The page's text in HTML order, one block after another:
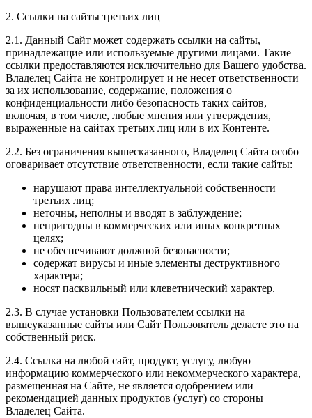
2. Ссылки на сайты третьих лиц
2.1. Данный Сайт может содержать ссылки на сайты,
принадлежащие или используемые другими лицами. Такие
ссылки предоставляются исключительно для Вашего удобства.
Владелец Сайта не контролирует и не несет ответственности
за их использование, содержание, положения о
конфиденциальности либо безопасность таких сайтов,
включая, в том числе, любые мнения или утверждения,
выраженные на сайтах третьих лиц или в их Контенте.
2.2. Без ограничения вышесказанного, Владелец Сайта особо
оговаривает отсутствие ответственности, если такие сайты:
нарушают права интеллектуальной собственности
третьих лиц;
неточны, неполны и вводят в заблуждение;
непригодны в коммерческих или иных конкретных
целях;
не обеспечивают должной безопасности;
содержат вирусы и иные элементы деструктивного
характера;
носят пасквильный или клеветнический характер.
2.3. В случае установки Пользователем ссылки на
вышеуказанные сайты или Сайт Пользователь делаете это на
собственный риск.
2.4. Ссылка на любой сайт, продукт, услугу, любую
информацию коммерческого или некоммерческого характера,
размещенная на Сайте, не является одобрением или
рекомендацией данных продуктов (услуг) со стороны
Владелец Сайта.